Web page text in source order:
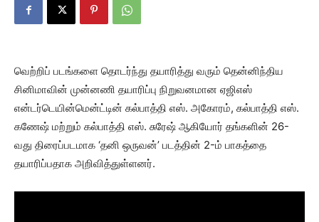
வெற்றிப் படங்களை தொடர்ந்து தயாரித்து வரும் தென்னிந்திய
சினிமாவின் முன்னணி தயாரிப்பு நிறுவனமான ஏஜிஎஸ்
என்டர்டெயின்மென்ட்டின் கல்பாத்தி எஸ். அகோரம், கல்பாத்தி எஸ்.
கணேஷ் மற்றும் கல்பாத்தி எஸ். சுரேஷ் ஆகியோர் தங்களின் 26-
வது திரைப்படமாக ‘தனி ஒருவன்’ படத்தின் 2-ம் பாகத்தை
தயாரிப்பதாக அறிவித்துள்ளனர்.